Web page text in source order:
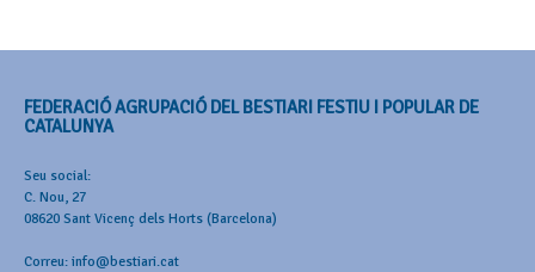
FEDERACIÓ AGRUPACIÓ DEL BESTIARI FESTIU I POPULAR DE
CATALUNYA
Seu social:
C. Nou, 27
08620 Sant Vicenç dels Horts (Barcelona)
Correu: info@bestiari.cat